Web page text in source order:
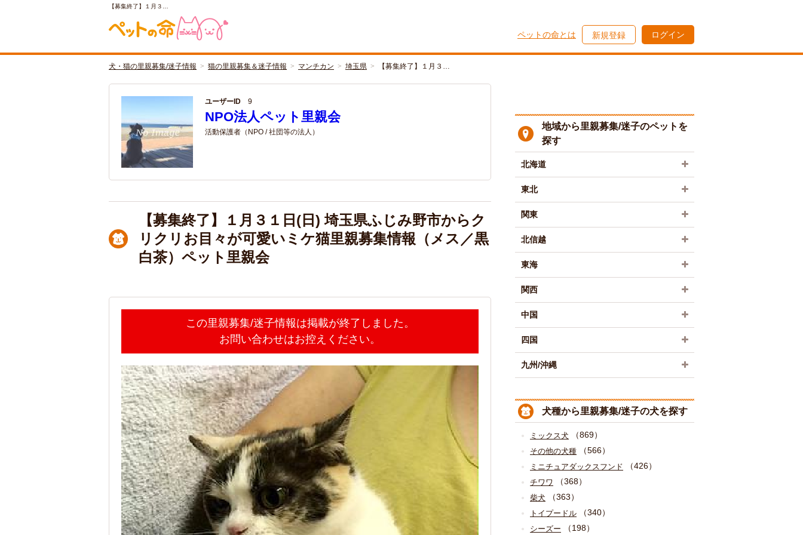
【募集終了】１月３…
ペットの命とは 新規登録 ログイン
犬・猫の里親募集/迷子情報 猫の里親募集＆迷子情報 マンチカン 埼玉県 【募集終了】１月３…
ユーザーID 9
NPO法人ペット里親会
活動保護者（NPO / 社団等の法人）
【募集終了】１月３１日(日) 埼玉県ふじみ野市からク
リクリお目々が可愛いミケ猫里親募集情報（メス／黒
白茶）ペット里親会
この里親募集/迷子情報は掲載が終了しました。
お問い合わせはお控えください。
地域から里親募集/迷子のペットを
探す
北海道
東北
関東
北信越
東海
関西
中国
四国
九州/沖縄
犬種から里親募集/迷子の犬を探す
ミックス犬 （869）
その他の犬種 （566）
ミニチュアダックスフンド （426）
チワワ （368）
柴犬 （363）
トイプードル （340）
シーズー （198）